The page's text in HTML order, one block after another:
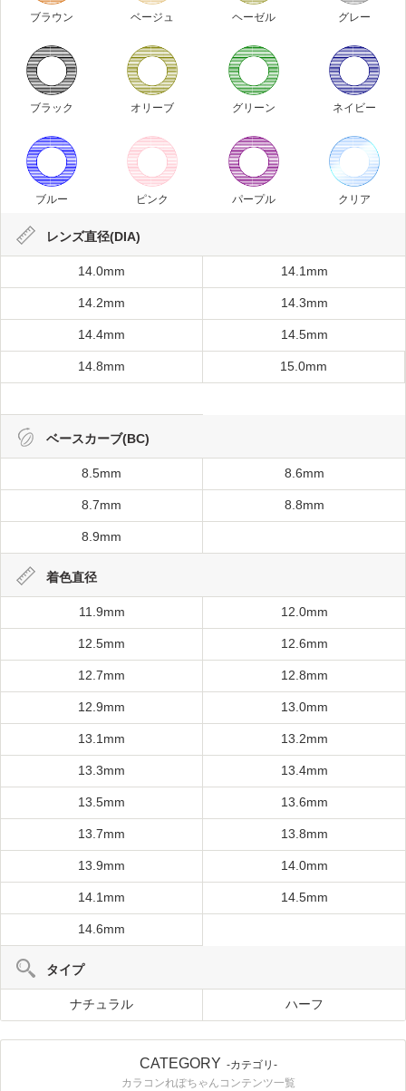
ブラウン ベージュ ヘーゼル グレー
ブラック オリーブ グリーン ネイビー
ブルー ピンク パープル クリア
レンズ直径(DIA)
14.0mm 14.1mm
14.2mm 14.3mm
14.4mm 14.5mm
14.8mm 15.0mm
ベースカーブ(BC)
8.5mm 8.6mm
8.7mm 8.8mm
8.9mm
着色直径
11.9mm 12.0mm
12.5mm 12.6mm
12.7mm 12.8mm
12.9mm 13.0mm
13.1mm 13.2mm
13.3mm 13.4mm
13.5mm 13.6mm
13.7mm 13.8mm
13.9mm 14.0mm
14.1mm 14.5mm
14.6mm
タイプ
ナチュラル ハーフ
CATEGORY -カテゴリ-
カラコンれぽちゃんコンテンツ一覧